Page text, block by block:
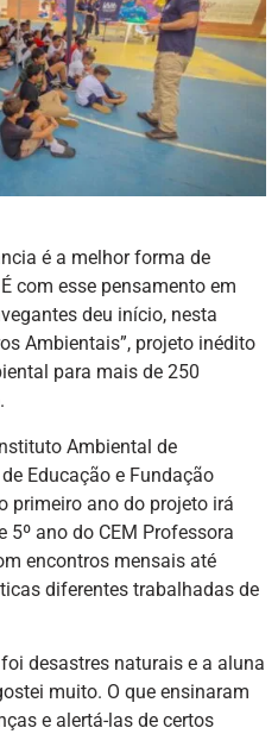
é a melhor forma de
com esse pensamento em
deu início, nesta
Ambientais”, projeto inédito
para mais de 250
Ambiental de
Educação e Fundação
primeiro ano do projeto irá
ano do CEM Professora
encontros mensais até
diferentes trabalhadas de
desastres naturais e a aluna
muito. O que ensinaram
e alertá-las de certos